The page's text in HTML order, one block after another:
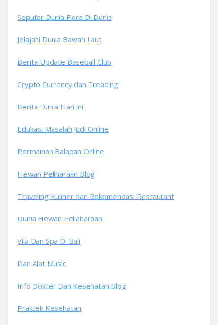
Seputar Dunia Flora Di Dunia
Jelajahi Dunia Bawah Laut
Berita Update Baseball Club
Crypto Currency dan Treading
Berita Dunia Hari ini
Edukasi Masalah Judi Online
Permainan Balapan Online
Hewan Peliharaan Blog
Traveling Kuliner dan Rekomendasi Restaurant
Dunia Hewan Peliaharaan
Vila Dan Spa Di Bali
Dan Alat Music
Info Dokter Dan Kesehatan Blog
Praktek Kesehatan